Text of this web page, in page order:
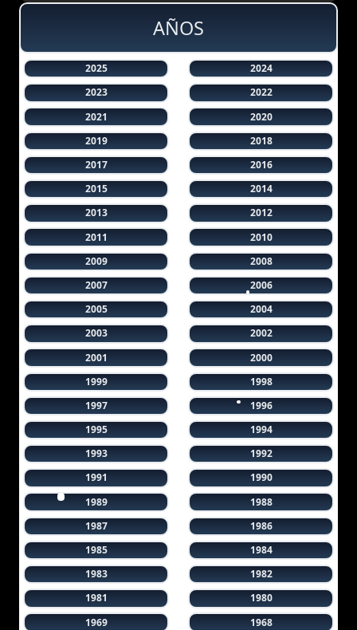
AÑOS
2025
2024
2023
2022
2021
2020
2019
2018
2017
2016
2015
2014
2013
2012
2011
2010
2009
2008
2007
2006
2005
2004
2003
2002
2001
2000
1999
1998
1997
1996
1995
1994
1993
1992
1991
1990
1989
1988
1987
1986
1985
1984
1983
1982
1981
1980
1969
1968